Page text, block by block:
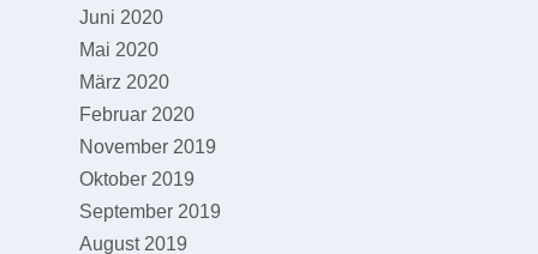
Juni 2020
Mai 2020
März 2020
Februar 2020
November 2019
Oktober 2019
September 2019
August 2019